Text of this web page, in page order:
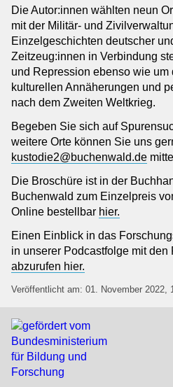
Die Autor:innen wählten neun
mit der Militär- und
Einzelgeschichten deutscher
Zeitzeug:innen in Verbindung
und Repression ebenso wie um
kulturellen Annäherungen und
nach dem Zweiten Weltkrieg.
Begeben Sie sich auf
weitere Orte können Sie uns
kustodie2@buchenwald.de
Die Broschüre ist in der
Buchenwald zum Einzelpreis
Online bestellbar hier.
Einen Einblick in das
in unserer Podcastfolge mit den
abzurufen hier.
Veröffentlicht am: 01. November 2022,